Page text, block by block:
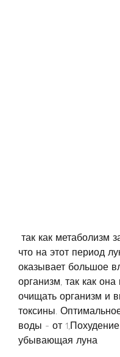
что на этот период
оказывает большое
организм, так как она
очищать организм и
токсины.
воды - от
убывающая луна